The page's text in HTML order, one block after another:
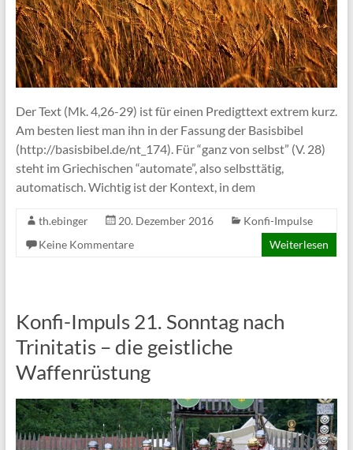
Der Text (Mk. 4,26-29) ist für einen Predigttext extrem kurz.
Am besten liest man ihn in der Fassung der Basisbibel
(http://basisbibel.de/nt_174). Für “ganz von selbst” (V. 28)
steht im Griechischen “automate”, also selbsttätig,
automatisch. Wichtig ist der Kontext, in dem
th.ebinger 20. Dezember 2016
Konfi-Impulse
Keine Kommentare
Weiterlesen
Konfi-Impuls 21. Sonntag nach
Trinitatis – die geistliche
Waffenrüstung